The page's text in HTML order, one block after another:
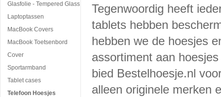
Glasfolie - Tempered Glass
Laptoptassen
MacBook Covers
MacBook Toetsenbord
Cover
Sportarmband
Tablet cases
Telefoon Hoesjes
Tegenwoordig heeft
tablets hebben
hebben we de hoesjes
assortiment aan
bied Bestelhoesje.nl
alleen originele merken